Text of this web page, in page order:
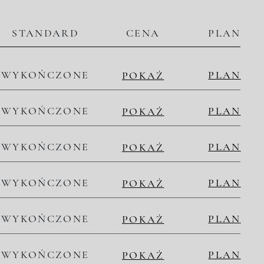
STANDARD CENA PLAN
WYKOŃCZONE POKAŻ PLAN
WYKOŃCZONE POKAŻ PLAN
WYKOŃCZONE POKAŻ PLAN
WYKOŃCZONE POKAŻ PLAN
WYKOŃCZONE POKAŻ PLAN
WYKOŃCZONE POKAŻ PLAN